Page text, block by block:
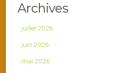
Archives
juillet 2026
juin 2026
mai 2026